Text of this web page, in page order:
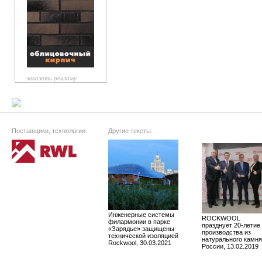
заказать рекламу
Поставщики, технологии: Другие тексты:
Инженерные системы
филармонии в парке
«Зарядье» защищены
технической изоляцией
Rockwool, 30.03.2021
ROCKWOOL
празднует 20-летие
производства из
натурального
России, 13.02.2019